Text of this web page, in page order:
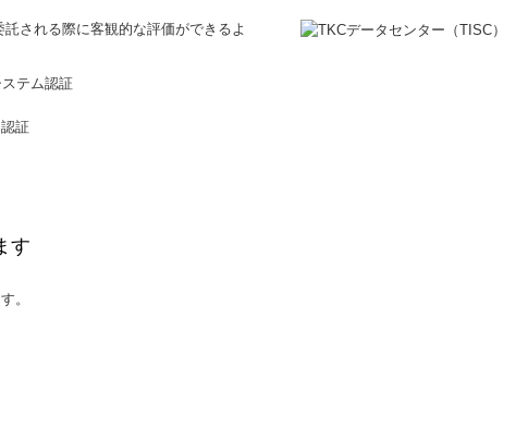
される際に客観的な評価ができるよ
テム認証
証
す
。